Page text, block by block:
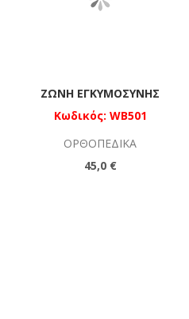
ΖΏΝΗ ΕΓΚΥΜΟΣΎΝΗΣ
Κωδικός: WB501
ΟΡΘΟΠΕΔΙΚΆ
45,0 €